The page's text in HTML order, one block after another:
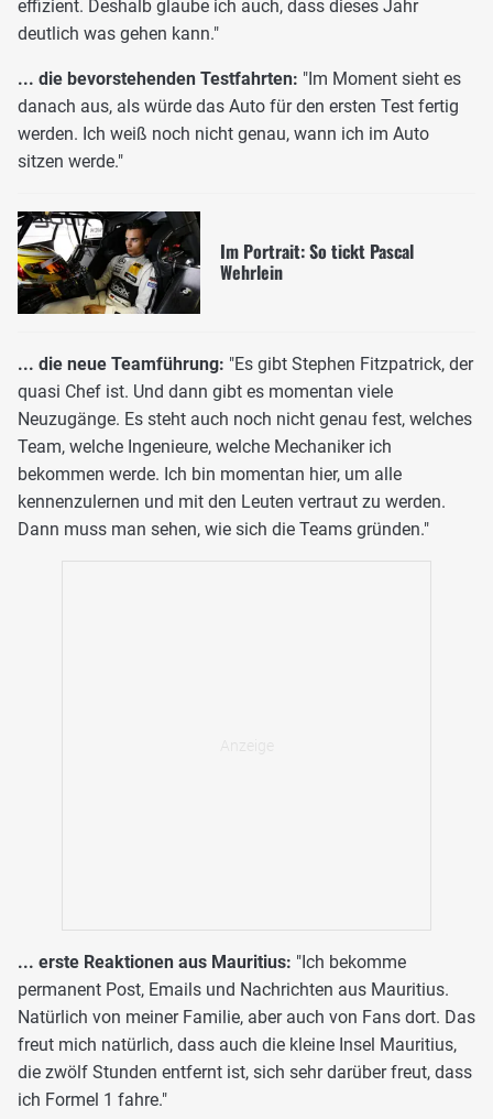
effizient. Deshalb glaube ich auch, dass dieses Jahr
deutlich was gehen kann."
... die bevorstehenden Testfahrten: "Im Moment sieht es
danach aus, als würde das Auto für den ersten Test fertig
werden. Ich weiß noch nicht genau, wann ich im Auto
sitzen werde."
Im Portrait: So tickt Pascal
Wehrlein
... die neue Teamführung: "Es gibt Stephen Fitzpatrick, der
quasi Chef ist. Und dann gibt es momentan viele
Neuzugänge. Es steht auch noch nicht genau fest, welches
Team, welche Ingenieure, welche Mechaniker ich
bekommen werde. Ich bin momentan hier, um alle
kennenzulernen und mit den Leuten vertraut zu werden.
Dann muss man sehen, wie sich die Teams gründen."
... erste Reaktionen aus Mauritius: "Ich bekomme
permanent Post, Emails und Nachrichten aus Mauritius.
Natürlich von meiner Familie, aber auch von Fans dort. Das
freut mich natürlich, dass auch die kleine Insel Mauritius,
die zwölf Stunden entfernt ist, sich sehr darüber freut, dass
ich Formel 1 fahre."